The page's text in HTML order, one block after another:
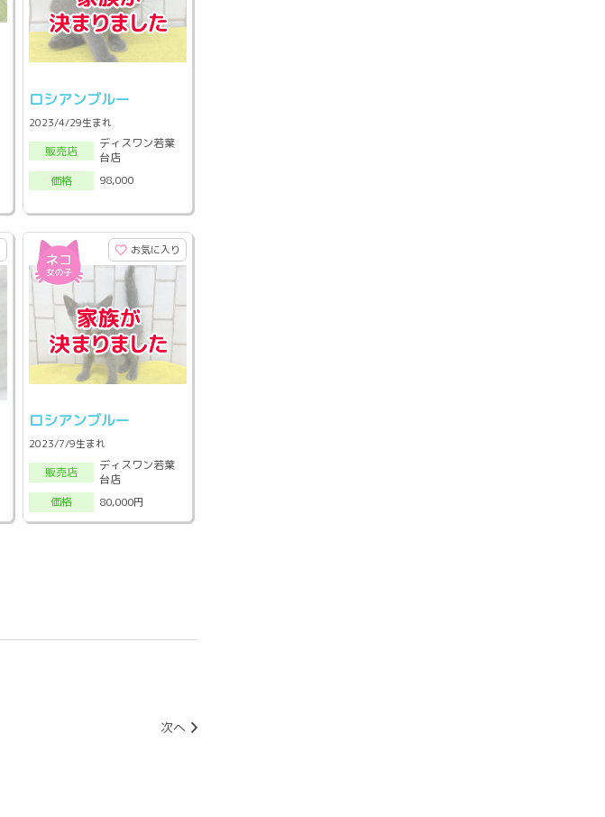
ロシアンブルー
2023/4/29生まれ
販売店
ディスワン若葉
台店
価格
98,000
お気に入り
ロシアンブルー
2023/7/9生まれ
販売店
ディスワン若葉
台店
価格
80,000円
次へ